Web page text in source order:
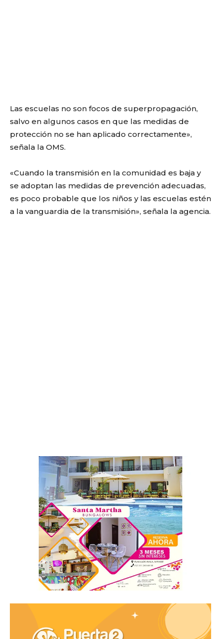
Las escuelas no son focos de superpropagación,
salvo en algunos casos en que las medidas de
protección no se han aplicado correctamente»,
señala la OMS.
«Cuando la transmisión en la comunidad es baja y
se adoptan las medidas de prevención adecuadas,
es poco probable que los niños y las escuelas estén
a la vanguardia de la transmisión», señala la agencia.